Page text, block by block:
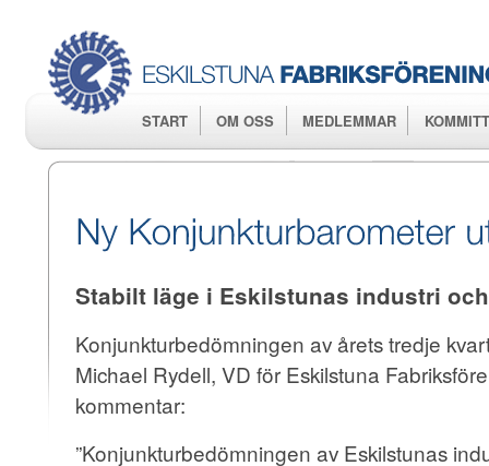
START OM OSS MEDLEMMAR
Stabilt läge i Eskilstunas industri
Konjunkturbedömningen av årets tredje
Michael Rydell, VD för Eskilstuna
kommentar:
”Konjunkturbedömningen av Eskilstunas